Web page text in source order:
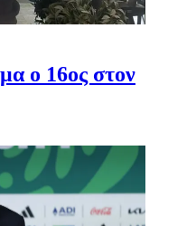
ο 16ος στον